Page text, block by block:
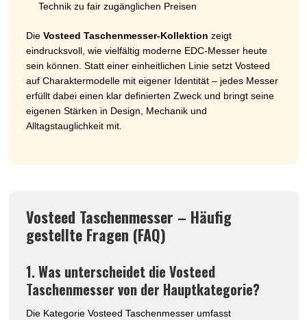
Technik zu fair zugänglichen Preisen
Die Vosteed Taschenmesser-Kollektion zeigt
eindrucksvoll, wie vielfältig moderne EDC-Messer heute
sein können. Statt einer einheitlichen Linie setzt Vosteed
auf Charaktermodelle mit eigener Identität – jedes Messer
erfüllt dabei einen klar definierten Zweck und bringt seine
eigenen Stärken in Design, Mechanik und
Alltagstauglichkeit mit.
Vosteed Taschenmesser – Häufig
gestellte Fragen (FAQ)
1. Was unterscheidet die Vosteed
Taschenmesser von der Hauptkategorie?
Die Kategorie Vosteed Taschenmesser umfasst